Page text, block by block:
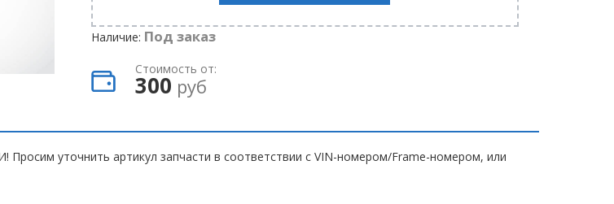
Наличие: Под заказ
Стоимость от:
300 руб
уточнить артикул запчасти в соответствии с VIN-номером/Frame-номером, или